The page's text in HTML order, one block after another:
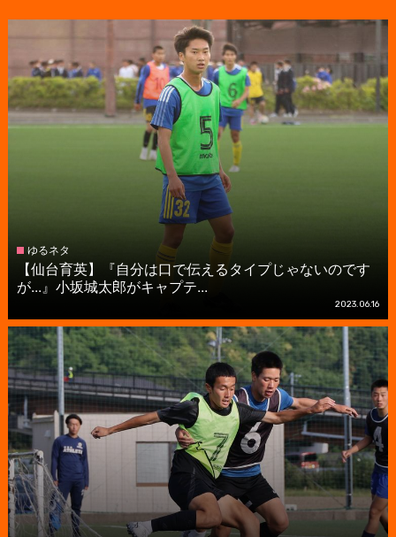
ゆるネタ
【仙台育英】『自分は口で伝えるタイプじゃないのです
が...』小坂城太郎がキャプテ...
2023.06.16